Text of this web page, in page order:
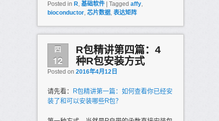
Posted in R 基础软件 | Tagged affy,
bioconductor, 芯片数据, 表达矩阵
四
12
R包精讲第四篇：4
种R包安装方式
Posted on 2016年4月12日
请先看：
R包精讲第一篇：如何查看你已经安
装了和可以安装哪些R包？